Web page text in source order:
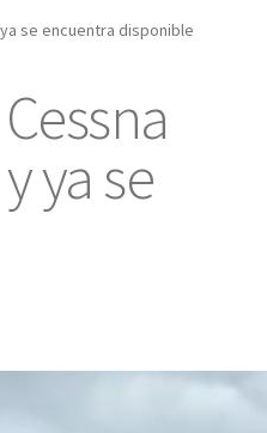
se encuentra disponible
ya se